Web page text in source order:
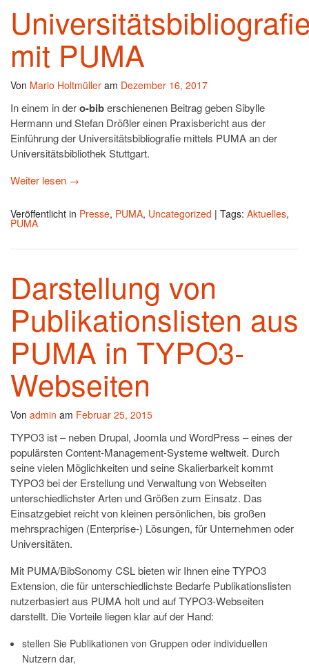
mit PUMA
Von Mario Holtmüller am Dezember 16, 2017
In einem in dero-biberschienenen Beitrag geben Sibylle
Hermann und Stefan Drößler einen Praxisbericht aus der
Einführung der Universitätsbibliografie mittels PUMA an der
Universitätsbibliothek Stuttgart.
Weiter lesen →
Veröffentlicht in Presse, PUMA, Uncategorized | Tags: Aktuelles,
PUMA
Darstellung von
Publikationslisten aus
PUMA in TYPO3-
Webseiten
Von admin am Februar 25, 2015
TYPO3 ist – neben Drupal, Joomla und WordPress – eines der
populärsten Content-Management-Systeme weltweit. Durch
seine vielen Möglichkeiten und seine Skalierbarkeit kommt
TYPO3 bei der Erstellung und Verwaltung von Webseiten
unterschiedlichster Arten und Größen zum Einsatz. Das
Einsatzgebiet reicht von kleinen persönlichen, bis großen
mehrsprachigen (Enterprise-) Lösungen, für Unternehmen oder
Universitäten.
Mit PUMA/BibSonomy CSL bieten wir Ihnen eine TYPO3
Extension, die für unterschiedlichste Bedarfe Publikationslisten
nutzerbasiert aus PUMA holt und auf TYPO3-Webseiten
darstellt. Die Vorteile liegen klar auf der Hand:
stellen Sie Publikationen von Gruppen oder individuellen
Nutzern dar,